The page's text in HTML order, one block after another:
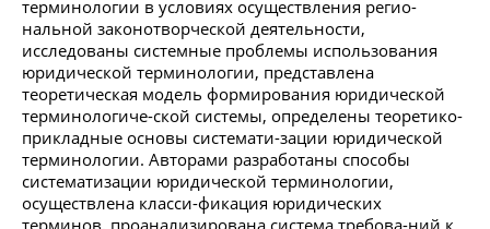
терминологии в условиях осуществления регио-
нальной законотворческой деятельности,
исследованы системные проблемы использования
юридической терминологии, представлена
теоретическая модель формирования юридической
терминологиче-ской системы, определены теоретико-
прикладные основы системати-зации юридической
терминологии. Авторами разработаны способы
систематизации юридической терминологии,
осуществлена класси-фикация юридических
терминов, проанализирована система требова-ний к